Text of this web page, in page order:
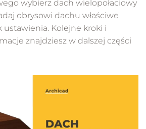
wybierz dach wielopołaciowy
obrysowi dachu właściwe
Kolejne kroki i
znajdziesz w dalszej części